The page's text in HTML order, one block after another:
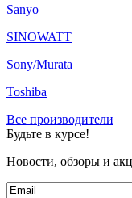
Sanyo
SINOWATT
Sony/Murata
Toshiba
Все производители
Будьте в курсе!
Новости, обзоры и